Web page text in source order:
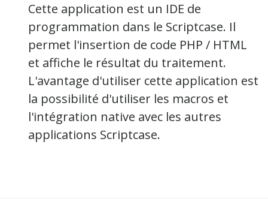
Cette application est un IDE de
programmation dans le Scriptcase. Il
permet l'insertion de code PHP / HTML
et affiche le résultat du traitement.
L'avantage d'utiliser cette application est
la possibilité d'utiliser les macros et
l'intégration native avec les autres
applications Scriptcase.